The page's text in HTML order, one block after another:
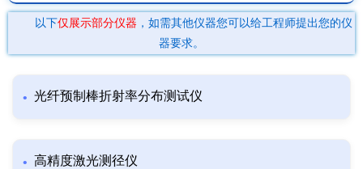
以下仅展示部分仪器 ，如需其他仪器您可以给工程师提出您的仪
器要求。
光纤预制棒折射率分布测试仪
高精度激光测径仪